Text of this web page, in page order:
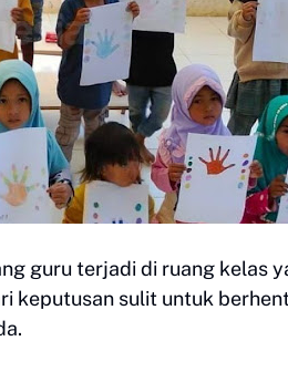
guru terjadi di ruang kelas
keputusan sulit untuk